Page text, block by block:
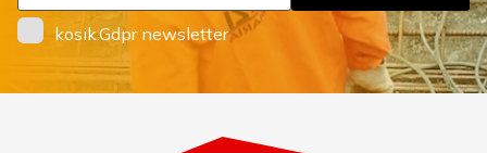
kosik.Gdpr newsletter